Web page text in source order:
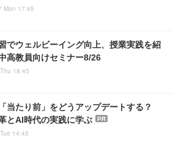
Mon 17:45
でウェルビーイング向上、授業実践を紹
高教員向けセミナー8/26
18:45
当たり前」をどうアップデートする？
とAI時代の実践に学ぶ
PR
14:45